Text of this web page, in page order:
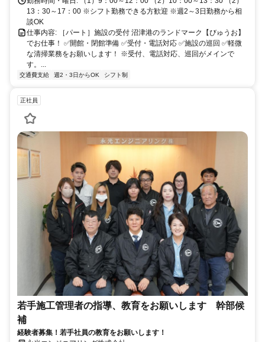
13：30～17：00 ※シフト勤務できる方歓迎 ※週2～3日勤務から相
談OK
仕事内容: ［パート］施設の受付 沼津港のランドマーク【びゅうお】
でお仕事！ ✅開館・閉館準備 ✅受付・電話対応 ✅施設の巡回 ✅軽微
な清掃業務をお願いします！ ※受付、電話対応、巡回がメインで
す。...
交通費支給 週2・3日からOK シフト制
正社員
若手施工管理者の指導、教育をお願いします 幹部候
補
経験者募集！若手社員の教育をお願いします！